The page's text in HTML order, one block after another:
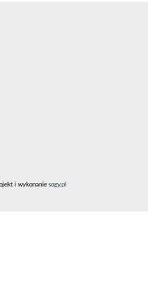
i wykonanie sogy.pl